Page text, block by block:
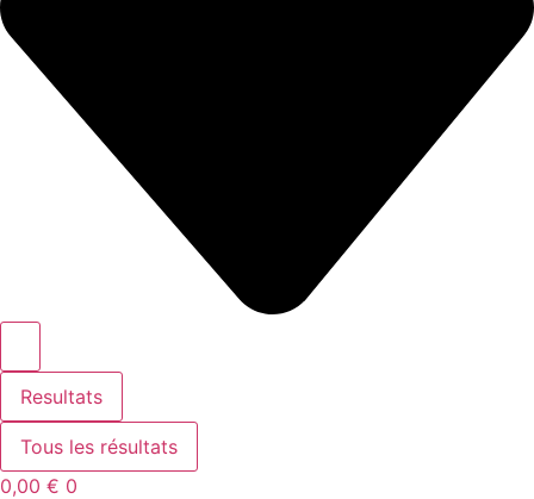
Resultats
Tous les résultats
0,00 € 0